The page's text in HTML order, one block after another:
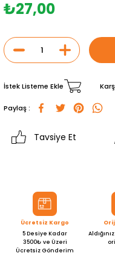
₺27,00
İstek Listeme Ekle
Paylaş :
Tavsiye Et
Ücretsiz Kargo
5 Desiye Kadar
3500₺ ve Üzeri
Ücretsiz Gönderim